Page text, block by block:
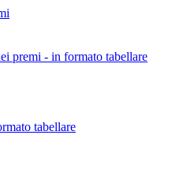
premi - in formato tabellare
tabellare